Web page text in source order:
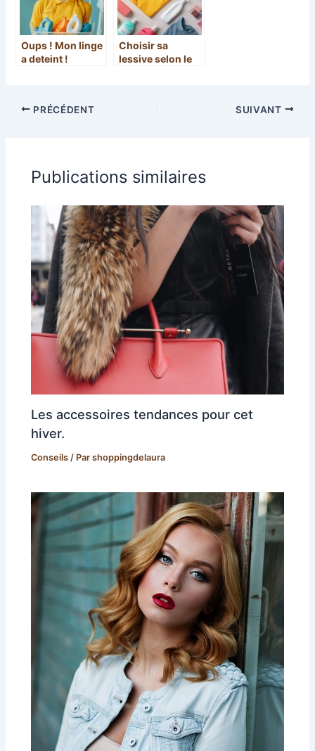
Oups ! Mon linge
a deteint !
pour sauver
Choisir sa
lessive selon le
PRÉCÉDENT SUIVANT
Publications similaires
Les accessoires tendances pour cet
hiver.
Conseils / Parshoppingdelaura